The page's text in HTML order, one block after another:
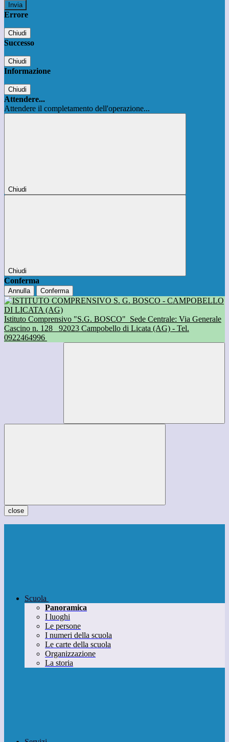
Errore
Chiudi
Successo
Chiudi
Informazione
Chiudi
Attendere...
Attendere il completamento dell'operazione...
Chiudi
Chiudi
Conferma
Annulla Conferma
Istituto Comprensivo "S.G. BOSCO" Sede Centrale: Via Generale
Cascino n. 128
92023 Campobello di Licata (AG) - Tel.
0922464996
close
Scuola
Panoramica
I luoghi
Le persone
I numeri della scuola
Le carte della scuola
Organizzazione
La storia